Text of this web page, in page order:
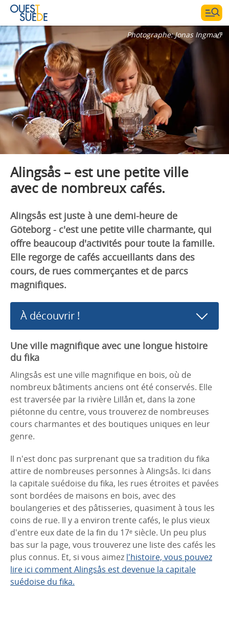
Photographe:Jonas Ingman
Alingsås – est une petite ville
avec de nombreux cafés.
Alingsås est juste à une demi-heure de
Göteborg - c'est une petite ville charmante, qui
offre beaucoup d'activités pour toute la famille.
Elle regorge de cafés accueillants dans des
cours, de rues commerçantes et de parcs
magnifiques.
À découvrir !
Une ville magnifique avec une longue histoire
du fika
Alingsås est une ville magnifique en bois, où de
nombreux bâtiments anciens ont été conservés. Elle
est traversée par la rivière Lillån et, dans la zone
piétonne du centre, vous trouverez de nombreuses
cours charmantes et des boutiques uniques en leur
genre.
Il n'est donc pas surprenant que sa tradition du fika
attire de nombreuses personnes à Alingsås. Ici dans
la capitale suédoise du fika, les rues étroites et pavées
sont bordées de maisons en bois, avec des
boulangeries et des pâtisseries, quasiment à tous les
coins de rue. Il y a environ trente cafés, le plus vieux
d'entre eux date de la fin du 17ᵉ siècle. Un peu plus
bas sur la page, vous trouverez une liste des cafés les
plus connus. Et, si vous aimez l'histoire, vous pouvez
lire ici comment Alingsås est devenue la capitale
suédoise du fika.